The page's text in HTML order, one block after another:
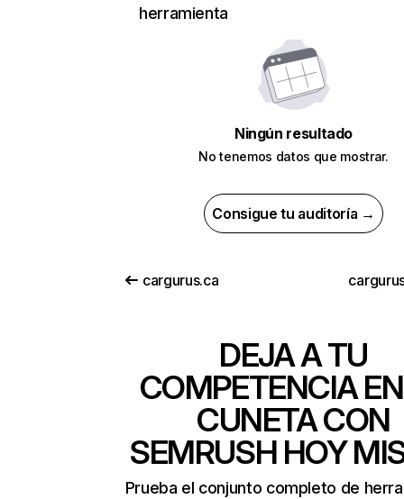
herramienta
Ningún resultado
No tenemos datos que mostrar.
Consigue tu auditoría →
cargurus.ca
DEJA A TU
COMPETENCIA
CUNETA CON
SEMRUSH HOY
Prueba el conjunto completo de